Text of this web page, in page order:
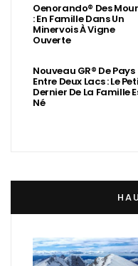
Oenorando® Des
: En Famille Dans Un
Minervois À Vigne
Ouverte
Nouveau GR® De Pays
Entre Deux Lacs : Le
Dernier De La Famille
Né